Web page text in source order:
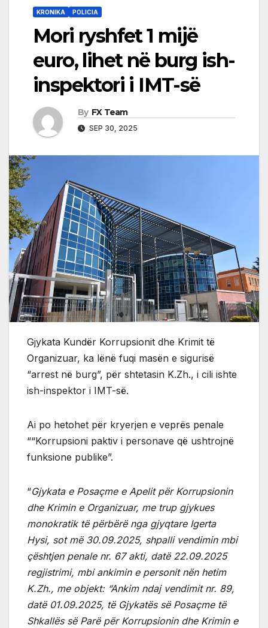
KRONIKA POLICIA
Mori ryshfet 1 mijë
euro, lihet në burg ish-
inspektori i IMT-së
By FX Team
SEP 30, 2025
Gjykata Kundër Korrupsionit dhe Krimit të
Organizuar, ka lënë fuqi masën e sigurisë
“arrest në burg”, për shtetasin K.Zh., i cili ishte
ish-inspektor i IMT-së.
Ai po hetohet për kryerjen e veprës penale
““Korrupsioni paktiv i personave që ushtrojnë
funksione publike”.
“Gjykata e Posaçme e Apelit për Korrupsionin
dhe Krimin e Organizuar, me trup gjykues
monokratik të përbërë nga gjyqtare Igerta
Hysi, sot më 30.09.2025, shpalli vendimin mbi
çështjen penale nr. 67 akti, datë 22.09.2025
regjistrimi, mbi ankimin e personit nën hetim
K.Zh., me objekt: “Ankim ndaj vendimit nr. 89,
datë 01.09.2025, të Gjykatës së Posaçme të
Shkallës së Parë për Korrupsionin dhe Krimin e